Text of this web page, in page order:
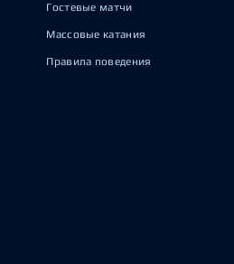
Гостевые матчи
Массовые катания
Правила поведения